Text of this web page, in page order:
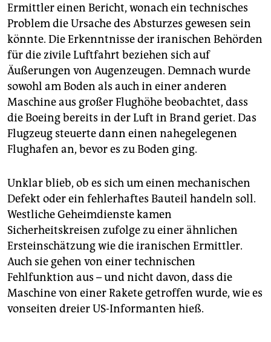
Ermittler einen Bericht, wonach ein technisches
Problem die Ursache des Absturzes gewesen sein
könnte. Die Erkenntnisse der iranischen Behörden
für die zivile Luftfahrt beziehen sich auf
Äußerungen von Augenzeugen. Demnach wurde
sowohl am Boden als auch in einer anderen
Maschine aus großer Flughöhe beobachtet, dass
die Boeing bereits in der Luft in Brand geriet. Das
Flugzeug steuerte dann einen nahegelegenen
Flughafen an, bevor es zu Boden ging.
Unklar blieb, ob es sich um einen mechanischen
Defekt oder ein fehlerhaftes Bauteil handeln soll.
Westliche Geheimdienste kamen
Sicherheitskreisen zufolge zu einer ähnlichen
Ersteinschätzung wie die iranischen Ermittler.
Auch sie gehen von einer technischen
Fehlfunktion aus – und nicht davon, dass die
Maschine von einer Rakete getroffen wurde, wie es
vonseiten dreier US-Informanten hieß.